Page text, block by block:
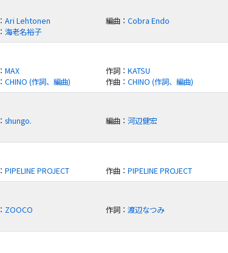
：Ari Lehtonen 編曲 ：Cobra Endo
：海老名裕子
：MAX 作詞 ：KATSU
：CHINO (作詞、編曲) 作曲 ：CHINO (作詞、編曲)
：shungo. 編曲 ：河辺健宏
：PIPELINE PROJECT 作曲 ：PIPELINE PROJECT
： ZOOCO 作詞 ：渡辺なつみ